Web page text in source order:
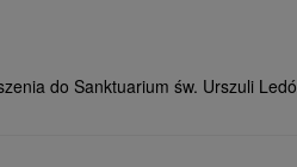
do Sanktuarium św. Urszuli